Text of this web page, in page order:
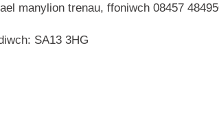
manylion trenau, ffoniwch 08457
SA13 3HG